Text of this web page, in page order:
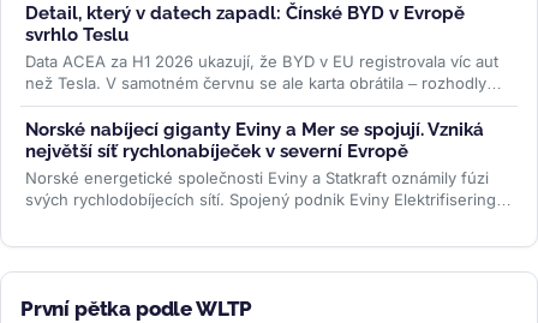
Detail, který v datech zapadl: Čínské BYD v Evropě
svrhlo Teslu
Data ACEA za H1 2026 ukazují, že BYD v EU registrovala víc aut
než Tesla. V samotném červnu se ale karta obrátila – rozhodly
ceny paliv i...>>
Norské nabíjecí giganty Eviny a Mer se spojují. Vzniká
největší síť rychlonabíječek v severní Evropě
Norské energetické společnosti Eviny a Statkraft oznámily fúzi
svých rychlodobíjecích sítí. Spojený podnik Eviny Elektrifisering
První pětka podle WLTP